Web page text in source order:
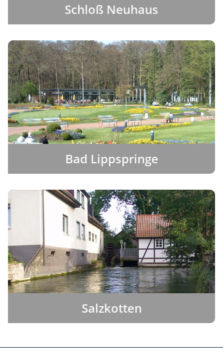
Schloß Neuhaus
Bad Lippspringe
Salzkotten